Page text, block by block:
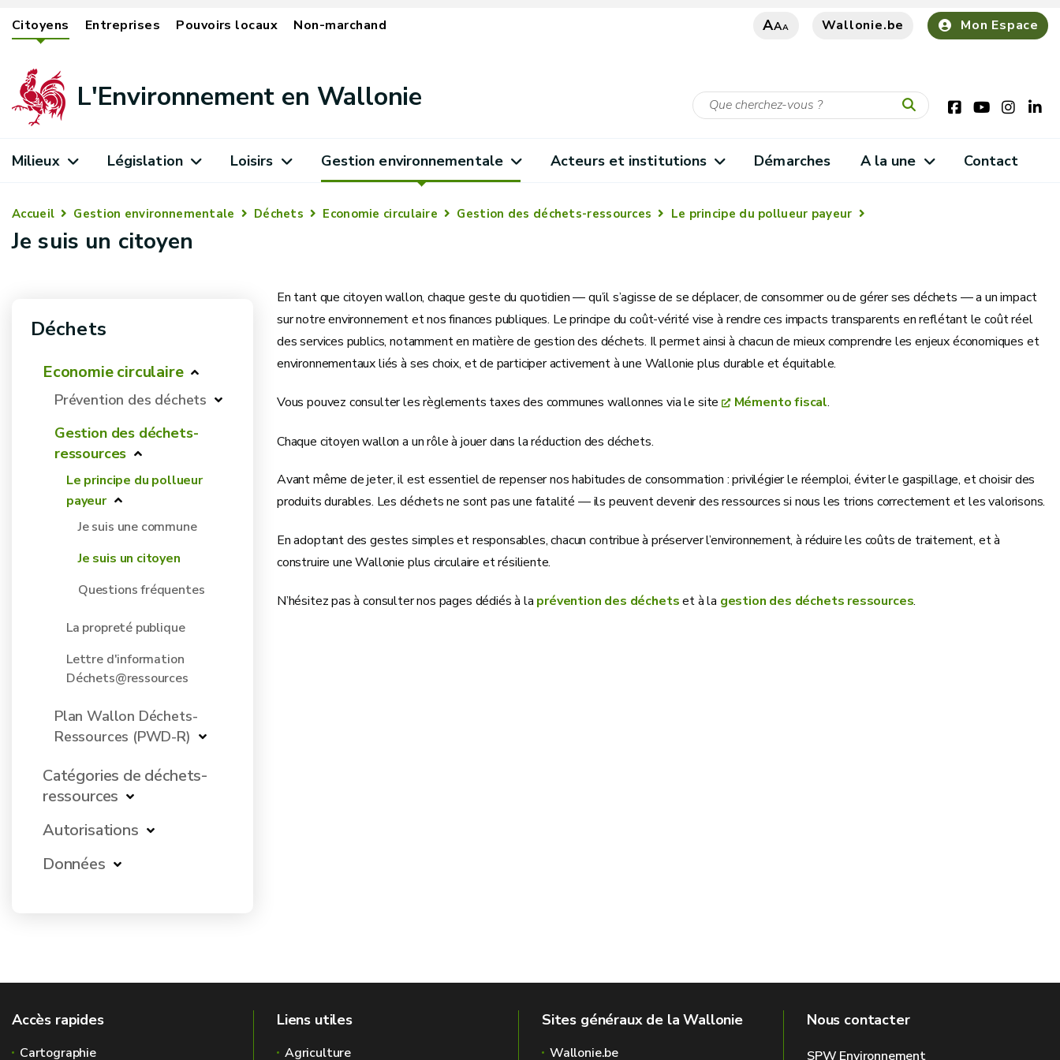
Citoyens Entreprises Pouvoirs locaux Non-marchand AAA Wallonie.be Mon Espace
L'Environnement en Wallonie
Milieux Législation Loisirs Gestion environnementale Acteurs et institutions Démarches A la une Contact
Accueil Gestion environnementale Déchets Economie circulaire Gestion des déchets-ressources Le principe du pollueur payeur
Je suis un citoyen
Déchets
Economie circulaire
Prévention des déchets
Gestion des déchets-
ressources
Le principe du pollueur
payeur
Je suis une commune
Je suis un citoyen
Questions fréquentes
La propreté publique
Lettre d'information
Déchets@ressources
Plan Wallon Déchets-
Ressources (PWD-R)
Catégories de déchets-
ressources
Autorisations
Données
En tant que citoyen wallon, chaque geste du quotidien — qu’il s’agisse de se déplacer, de consommer ou de gérer ses déchets — a un impact
sur notre environnement et nos finances publiques. Le principe du coût-vérité vise à rendre ces impacts transparents en reflétant le coût réel
des services publics, notamment en matière de gestion des déchets. Il permet ainsi à chacun de mieux comprendre les enjeux économiques et
environnementaux liés à ses choix, et de participer activement à une Wallonie plus durable et équitable.
Vous pouvez consulter les règlements taxes des communes wallonnes via le site Mémento fiscal.
Chaque citoyen wallon a un rôle à jouer dans la réduction des déchets.
Avant même de jeter, il est essentiel de repenser nos habitudes de consommation : privilégier le réemploi, éviter le gaspillage, et choisir des
produits durables. Les déchets ne sont pas une fatalité — ils peuvent devenir des ressources si nous les trions correctement et les valorisons.
En adoptant des gestes simples et responsables, chacun contribue à préserver l’environnement, à réduire les coûts de traitement, et à
construire une Wallonie plus circulaire et résiliente.
N’hésitez pas à consulter nos pages dédiés à la prévention des déchetset à la gestion des déchets ressources.
Accès rapides
Cartographie
Liens utiles
Agriculture
Sites généraux de la Wallonie
Wallonie.be
Nous contacter
SPW Environnement